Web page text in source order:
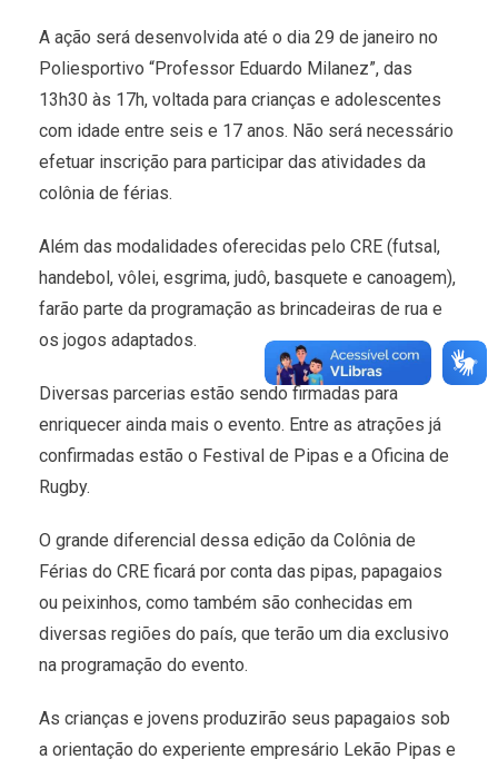
A ação será desenvolvida até o dia 29 de janeiro no
Poliesportivo “Professor Eduardo Milanez”, das
13h30 às 17h, voltada para crianças e adolescentes
com idade entre seis e 17 anos. Não será necessário
efetuar inscrição para participar das atividades da
colônia de férias.
Além das modalidades oferecidas pelo CRE (futsal,
handebol, vôlei, esgrima, judô, basquete e canoagem),
farão parte da programação as brincadeiras de rua e
os jogos adaptados.
Diversas parcerias estão sendo firmadas para
enriquecer ainda mais o evento. Entre as atrações já
confirmadas estão o Festival de Pipas e a Oficina de
Rugby.
O grande diferencial dessa edição da Colônia de
Férias do CRE ficará por conta das pipas, papagaios
ou peixinhos, como também são conhecidas em
diversas regiões do país, que terão um dia exclusivo
na programação do evento.
As crianças e jovens produzirão seus papagaios sob
a orientação do experiente empresário Lekão Pipas e